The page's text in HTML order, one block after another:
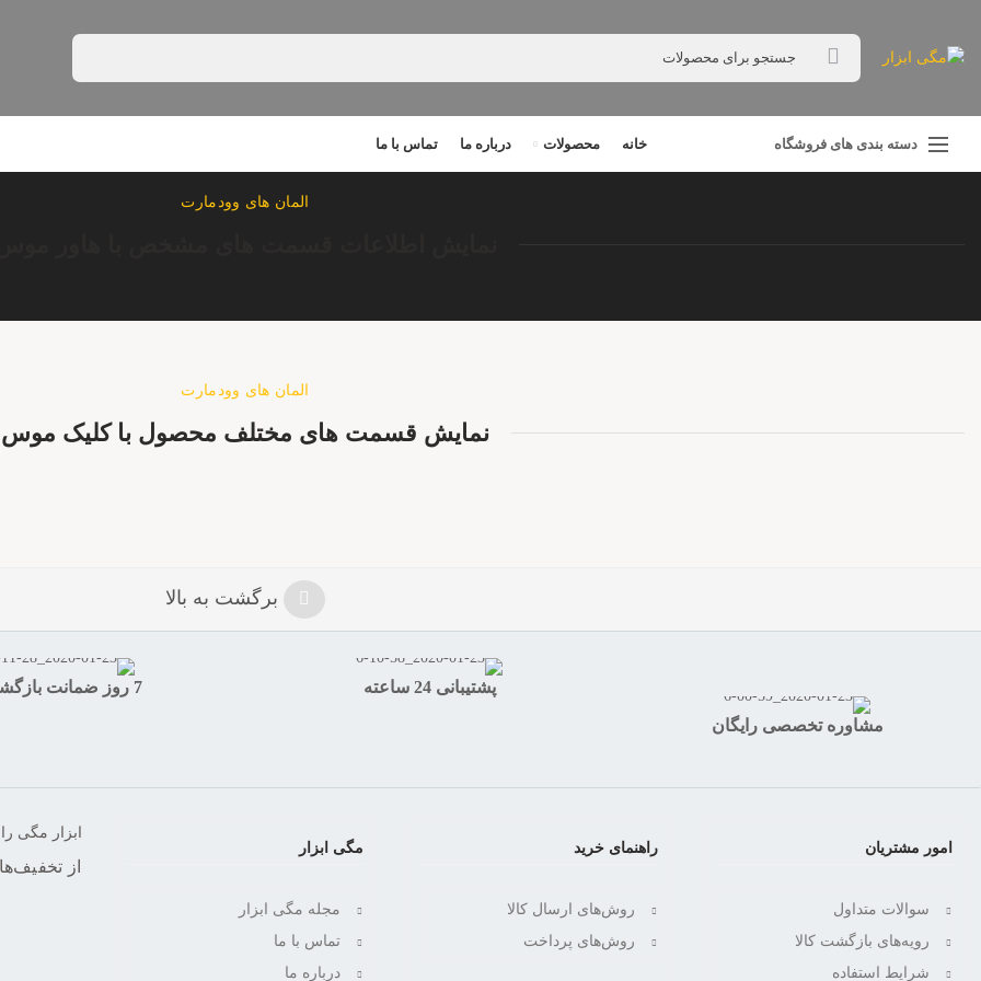
دسته بندی های فروشگاه خانه محصولات درباره ما تماس با ما
المان های وودمارت
المان های وودمارت
نمایش قسمت های مختلف محصول با کلیک موس
برگشت به بالا
7 روز ضمانت بازگشت پشتیبانی 24 ساعته
مشاوره تخصصی رایگان
ابزار مگی
از
مگی ابزار
مجله مگی ابزار
تماس با ما
درباره ما
راهنمای خرید
روش‌های ارسال کالا
روش‌های پرداخت
امور مشتریان
سوالات متداول
رویه‌های بازگشت کالا
شرایط استفاده